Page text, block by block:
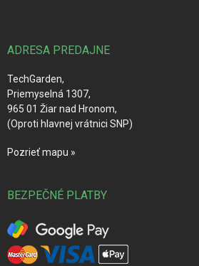
ADRESA PREDAJNE
TechGarden,
Priemyselná 1307,
965 01 Žiar nad Hronom,
(Oproti hlavnej vrátnici SNP)
Pozrieť mapu »
BEZPEČNÉ PLATBY